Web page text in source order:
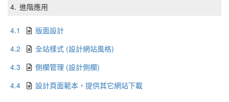
4. 進階應用
4.1
版面設計
4.2
全站樣式 (設計網站風格)
4.3
側欄管理 (設計側欄)
4.4
設計頁面範本，提供其它網站下載